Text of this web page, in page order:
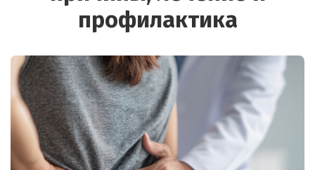
профилактика
Я согласен наобработку моих персональных данных